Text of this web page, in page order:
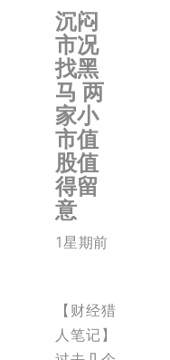
沉闷
市况
找黑
马 两
家小
市值
股值
得留
意
1星期前
【财经猎
人笔记】